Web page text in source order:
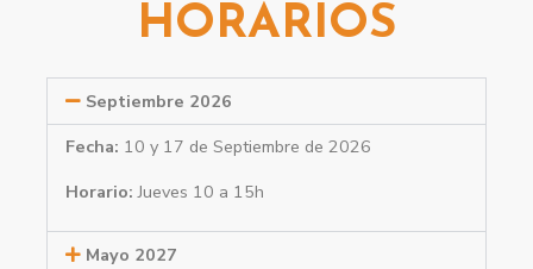
HORARIOS
Septiembre 2026
Fecha: 10 y 17 de Septiembre de 2026
Horario: Jueves 10 a 15h
Mayo 2027